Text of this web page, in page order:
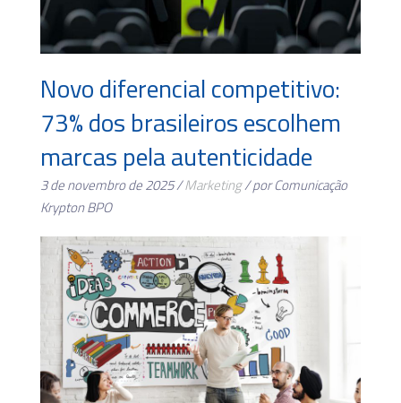
Novo diferencial competitivo:
73% dos brasileiros escolhem
marcas pela autenticidade
3 de novembro de 2025 /Marketing/ por Comunicação
Krypton BPO